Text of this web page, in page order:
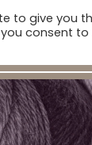
to give you
you consent